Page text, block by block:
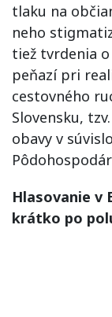
tlaku na
neho
tiež tvrdenia
peňazí pri
cestovného
Slovensku,
obavy v
Hlasovanie v
krátko po